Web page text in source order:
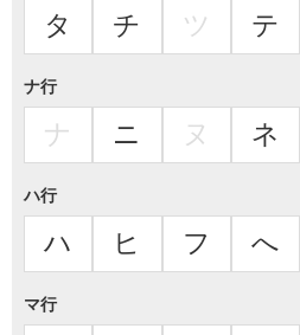
タ チ ツ テ
ナ行
ナ ニ ヌ ネ
ハ行
ハ ヒ フ へ
マ行